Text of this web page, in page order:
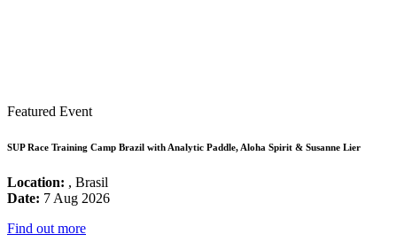
Featured Event
SUP Race Training Camp Brazil with Analytic Paddle, Aloha Spirit & Susanne Lier
Location: , Brasil
Date: 7 Aug 2026
Find out more